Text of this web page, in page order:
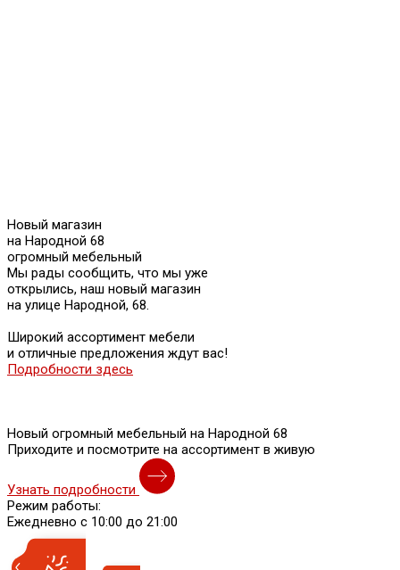
Новый магазин
на Народной 68
огромный мебельный
Мы рады сообщить, что мы уже
открылись, наш новый магазин
на улице Народной, 68.
Широкий ассортимент мебели
и отличные предложения ждут вас!
Подробности здесь
Новый огромный мебельный на Народной 68
Приходите и посмотрите на ассортимент в живую
Узнать подробности
Режим работы:
Ежедневно с 10:00 до 21:00